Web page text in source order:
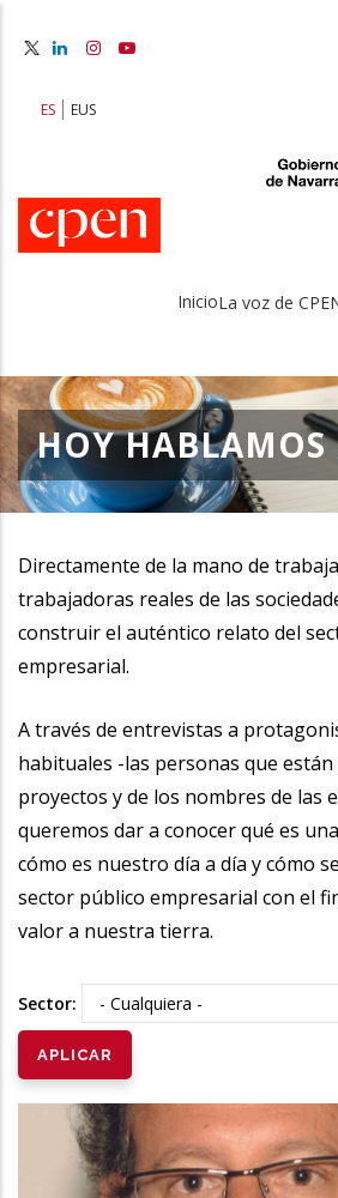
principal
ES EUS
enlaces
de
ayuda
a
la
InicioLa voz de
HOY
Directamente de la mano de
trabajadoras reales de las
construir el auténtico relato del
empresarial.
A través de entrevistas a
habituales -las personas que
proyectos y de los nombres de las
queremos dar a conocer qué es
cómo es nuestro día a día y cómo
sector público empresarial con el
valor a nuestra tierra.
Sector: